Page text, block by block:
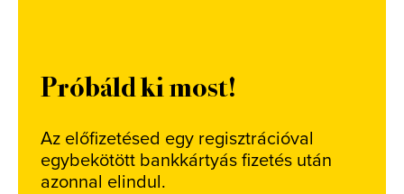
Próbáld ki most!
Az előfizetésed egy regisztrációval
egybekötött bankkártyás fizetés után
azonnal elindul.